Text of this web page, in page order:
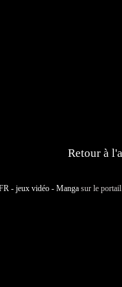
Retour à
- jeux vidéo - Manga sur le